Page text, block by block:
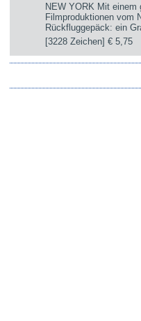
NEW YORK Mit einem
Filmproduktionen vom
Rückfluggepäck: ein
[3228 Zeichen]€ 5,75